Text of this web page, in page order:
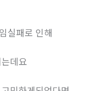
실패로 인해
데요